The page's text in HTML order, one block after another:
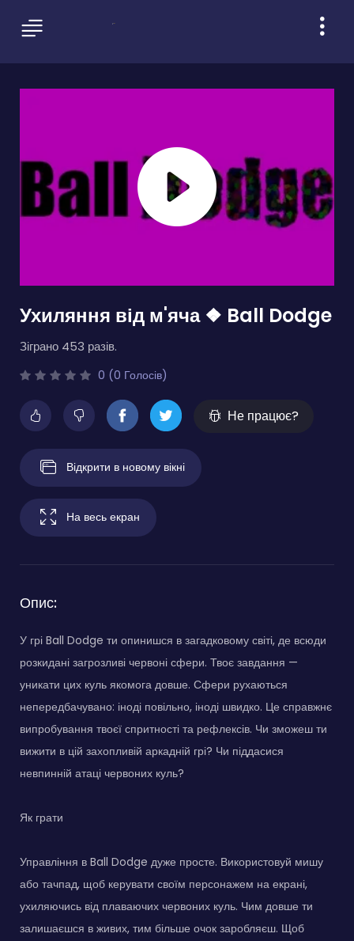
Ухиляння від м'яча ❖ Ball Dodge
Зіграно 453 разів.
0 (0 Голосів)
Не працює?
Відкрити в новому вікні
На весь екран
Опис:
У грі Ball Dodge ти опинишся в загадковому світі, де всюди
розкидані загрозливі червоні сфери. Твоє завдання —
уникати цих куль якомога довше. Сфери рухаються
непередбачувано: іноді повільно, іноді швидко. Це справжнє
випробування твоєї спритності та рефлексів. Чи зможеш ти
вижити в цій захопливій аркадній грі? Чи піддасися
невпинній атаці червоних куль?
Як грати
Управління в Ball Dodge дуже просте. Використовуй мишу
або тачпад, щоб керувати своїм персонажем на екрані,
ухиляючись від плаваючих червоних куль. Чим довше ти
залишаєшся в живих, тим більше очок заробляєш. Щоб